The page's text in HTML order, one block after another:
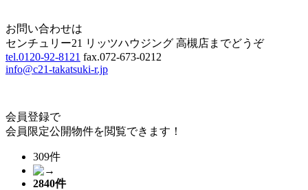
お問い合わせは
センチュリー21 リッツハウジング 高槻店までどうぞ
tel.0120-92-8121 fax.072-673-0212
info@c21-takatsuki-r.jp
会員登録で
会員限定公開物件を閲覧できます！
309件
2840件